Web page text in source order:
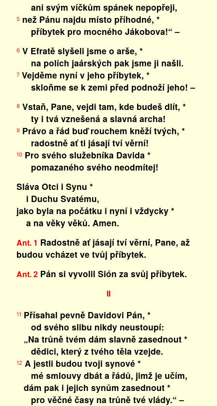
ani svým víčkům spánek nepopřeji,
5 než Pánu najdu místo příhodné, *
příbytek pro mocného Jákobova!“ –
6V Efratě slyšeli jsme o arše, *
na polích jaárských pak jsme ji našli.
7Vejděme nyní v jeho příbytek, *
skloňme se k zemi před podnoží jeho! –
8 Vstaň, Pane, vejdi tam, kde budeš dlít, *
ty i tvá vznešená a slavná archa!
9Právo a řád buď rouchem kněží tvých, *
radostně ať ti jásají tví věrní!
10Pro svého služebníka Davida *
pomazaného svého neodmítej!
Sláva Otci i Synu *
i Duchu Svatému,
jako byla na počátku i nyní i vždycky *
a na věky věků. Amen.
Ant. 1 Radostně ať jásají tví věrní, Pane, až
budou vcházet ve tvůj příbytek.
Ant. 2Pán si vyvolil Sión za svůj příbytek.
II
11 Přísahal pevně Davidovi Pán, *
od svého slibu nikdy neustoupí:
„Na trůně tvém dám slavně zasednout *
dědici, který z tvého těla vzejde.
12 A jestli budou tvoji synové *
mé smlouvy dbát a řádů, jimž je učím,
dám pak i jejich synům zasednout *
pro věčné časy na trůně tvé vlády.“ –